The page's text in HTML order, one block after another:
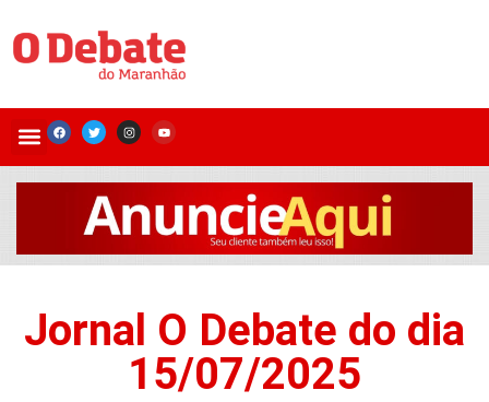
Jornal O Debate do dia
15/07/2025